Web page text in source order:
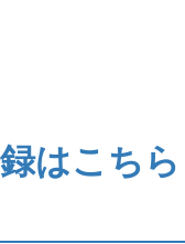
はこちら